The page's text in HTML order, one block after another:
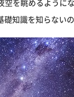
を眺めるように
知識を知らない